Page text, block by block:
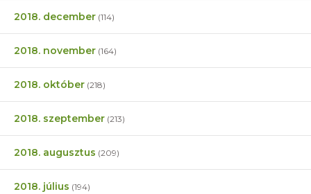
2018. december (114)
2018. november (164)
2018. október (218)
2018. szeptember (213)
2018. augusztus (209)
2018. július (194)